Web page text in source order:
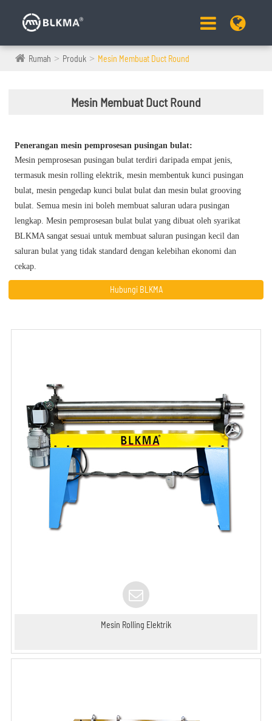
Rumah Produk Mesin Membuat Duct Round
Mesin Membuat Duct Round
Penerangan mesin pemprosesan pusingan bulat:
Mesin pemprosesan pusingan bulat terdiri daripada empat jenis,
termasuk mesin rolling elektrik, mesin membentuk kunci pusingan
bulat, mesin pengedap kunci bulat bulat dan mesin bulat grooving
bulat. Semua mesin ini boleh membuat saluran udara pusingan
lengkap. Mesin pemprosesan bulat bulat yang dibuat oleh syarikat
BLKMA sangat sesuai untuk membuat saluran pusingan kecil dan
saluran bulat yang tidak standard dengan kelebihan ekonomi dan
cekap.
Hubungi BLKMA
Mesin Rolling Elektrik